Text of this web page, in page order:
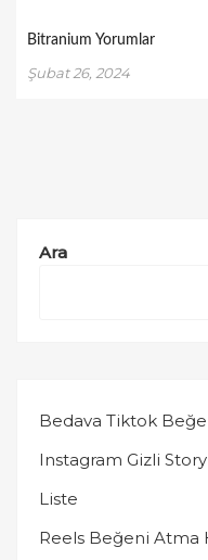
Bitranium Yorumlar
Şubat 26, 2024
Ara
Bedava Tiktok
Instagram Gizli
Liste
Reels Beğeni Atma